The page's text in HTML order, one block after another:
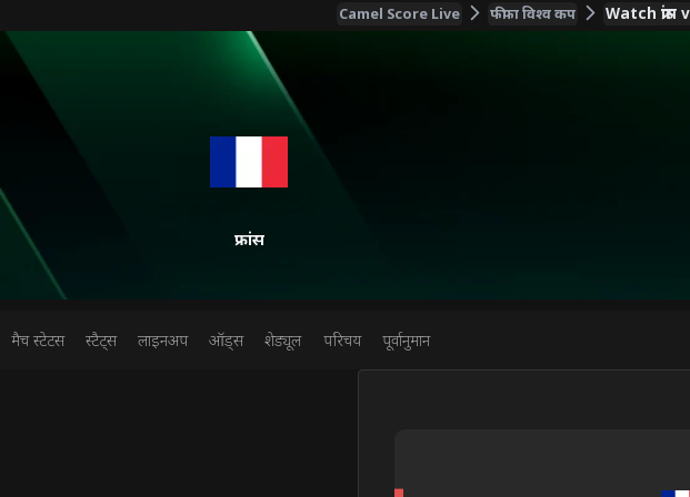
Camel Score Live फीफा विश्व कप Watch
फ्रांस
मैच स्टेटस स्टैट्स लाइनअप ऑड्स शेड्यूल परिचय पूर्वानुमान